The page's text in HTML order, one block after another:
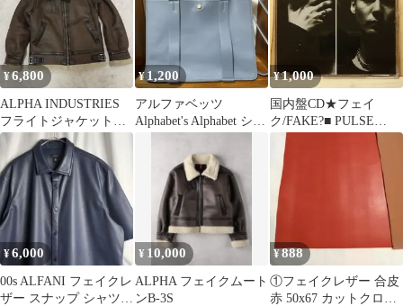
¥6,800
ALPHA INDUSTRIES
フライトジャケット
B-3フェイクムートン
¥ 1,200
アルファベッツ
Alphabet's Alphabet ショ
¥1,000
国内盤CD★フェイ
ク/FAKE?■ PULSE
【TKCA72834/49880088
16136】Y73929
¥6,000
00s ALFANI フェイクレ
ザー スナップ シャツ
¥ 10,000
ALPHA フェイクムート
ンB-3S
¥888
①フェイクレザー 合皮
赤 50x67 カットクロス